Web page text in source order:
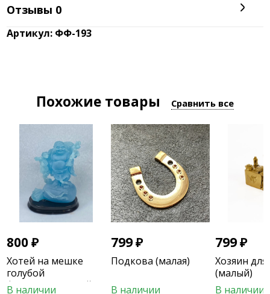
800₽
Хотей на мешке
голубой
флюоресцентный
В наличии
В корзину
799₽
Подкова (малая)
В наличии
В корзину
В наличии